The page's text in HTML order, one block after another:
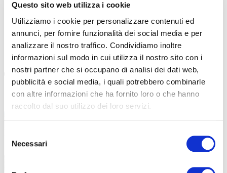
Questo sito web utilizza i cookie
Utilizziamo i cookie per personalizzare contenuti ed
annunci, per fornire funzionalità dei social media e per
analizzare il nostro traffico. Condividiamo inoltre
informazioni sul modo in cui utilizza il nostro sito con i
nostri partner che si occupano di analisi dei dati web,
pubblicità e social media, i quali potrebbero combinarle
con altre informazioni che ha fornito loro o che hanno
raccolto dal suo utilizzo dei loro servizi.
delNecessari
BASILICATA BIKE TRAIL, UNA RANDONNÉE DAVVERO SPECIALE
Sono stati 140 i ciclisti impegnati nel Basilicata Bike Trail. Un’avventura in
piena autosufficienza. Prossima edizione a ottobre […]
#BASILICATA #BASILICATA BIKE TRAIL #MANUELA LAPENTA